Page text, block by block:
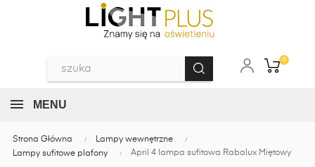
0
MENU
Strona Główna
Lampy wewnętrzne
Lampy sufitowe plafony
April 4 lampa sufitowa Rabalux Miętowy